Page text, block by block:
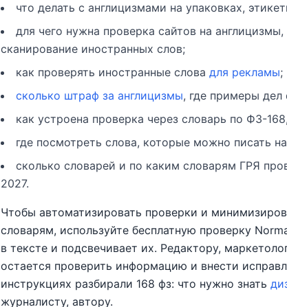
что делать с англицизмами на упаковках,
для чего нужна проверка сайтов на
сканирование иностранных слов;
как проверять иностранные слова для рекламы;
сколько штраф за англицизмы, где примеры дел
как устроена проверка через словарь по ФЗ-
где посмотреть слова, которые можно писать
сколько словарей и по каким словарям ГРЯ
2027.
Чтобы автоматизировать проверки и
словарям, используйте бесплатную проверку
в тексте и подсвечивает их. Редактору,
остается проверить информацию и внести
инструкциях разбирали 168 фз: что нужно знать
журналисту, автору.